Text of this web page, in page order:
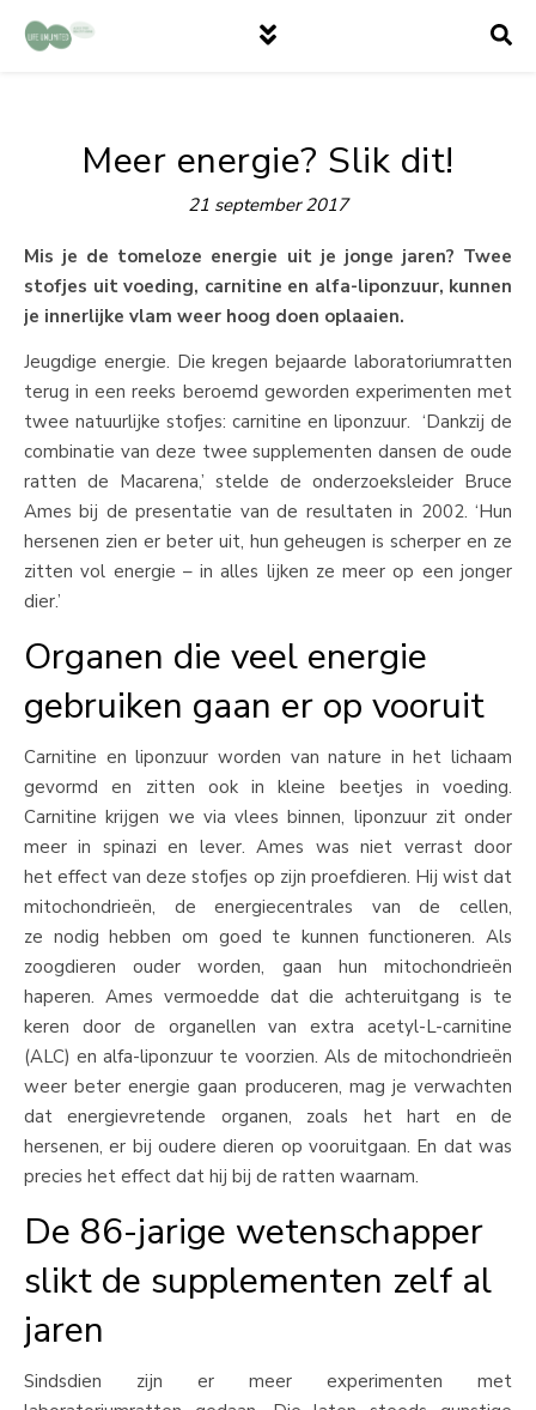
Meer energie? Slik dit!
21 september 2017
Mis je de tomeloze energie uit je jonge jaren? Twee
stofjes uit voeding, carnitine en alfa-liponzuur, kunnen
je innerlijke vlam weer hoog doen oplaaien.
Jeugdige energie. Die kregen bejaarde laboratoriumratten
terug in een reeks beroemd geworden experimenten met
twee natuurlijke stofjes: carnitine en liponzuur. ‘Dankzij de
combinatie van deze twee supplementen dansen de oude
ratten de Macarena,’ stelde de onderzoeksleider Bruce
Ames bij de presentatie van de resultaten in 2002. ‘Hun
hersenen zien er beter uit, hun geheugen is scherper en ze
zitten vol energie – in alles lijken ze meer op een jonger
dier.’
Organen die veel energie
gebruiken gaan er op vooruit
Carnitine en liponzuur worden van nature in het lichaam
gevormd en zitten ook in kleine beetjes in voeding.
Carnitine krijgen we via vlees binnen, liponzuur zit onder
meer in spinazi en lever. Ames was niet verrast door
het effect van deze stofjes op zijn proefdieren. Hij wist dat
mitochondrieën, de energiecentrales van de cellen,
ze nodig hebben om goed te kunnen functioneren. Als
zoogdieren ouder worden, gaan hun mitochondrieën
haperen. Ames vermoedde dat die achteruitgang is te
keren door de organellen van extra acetyl-L-carnitine
(ALC) en alfa-liponzuur te voorzien. Als de mitochondrieën
weer beter energie gaan produceren, mag je verwachten
dat energievretende organen, zoals het hart en de
hersenen, er bij oudere dieren op vooruitgaan. En dat was
precies het effect dat hij bij de ratten waarnam.
De 86-jarige wetenschapper
slikt de supplementen zelf al
jaren
Sindsdien zijn er meer experimenten met